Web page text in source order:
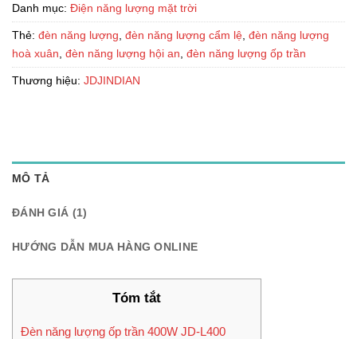
Danh mục: Điện năng lượng mặt trời
Thẻ: đèn năng lượng, đèn năng lượng cẩm lệ, đèn năng lượng
hoà xuân, đèn năng lượng hội an, đèn năng lượng ốp trần
Thương hiệu: JDJINDIAN
MÔ TẢ
ĐÁNH GIÁ (1)
HƯỚNG DẪN MUA HÀNG ONLINE
Tóm tắt
Đèn năng lượng ốp trần 400W JD-L400